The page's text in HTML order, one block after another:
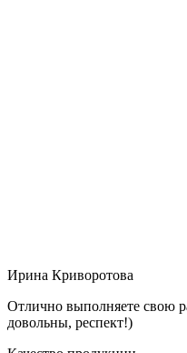
Ирина Криворотова
Отлично выполняете свою
довольны, респект!)